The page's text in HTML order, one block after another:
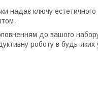
надає ключу
до вашого набору
роботу в будь-яких